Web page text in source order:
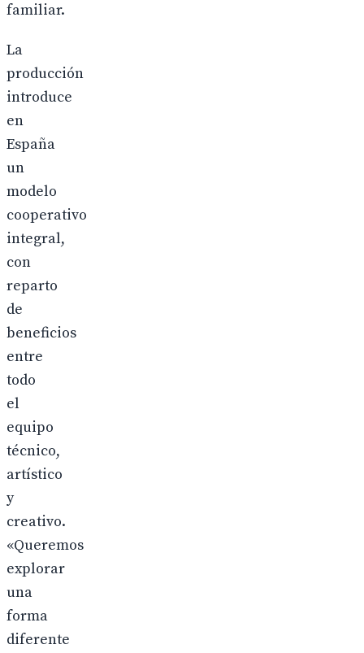
familiar.
La
producción
introduce
en
España
un
modelo
cooperativo
integral,
con
reparto
de
beneficios
entre
todo
el
equipo
técnico,
artístico
y
creativo.
«Queremos
explorar
una
forma
diferente